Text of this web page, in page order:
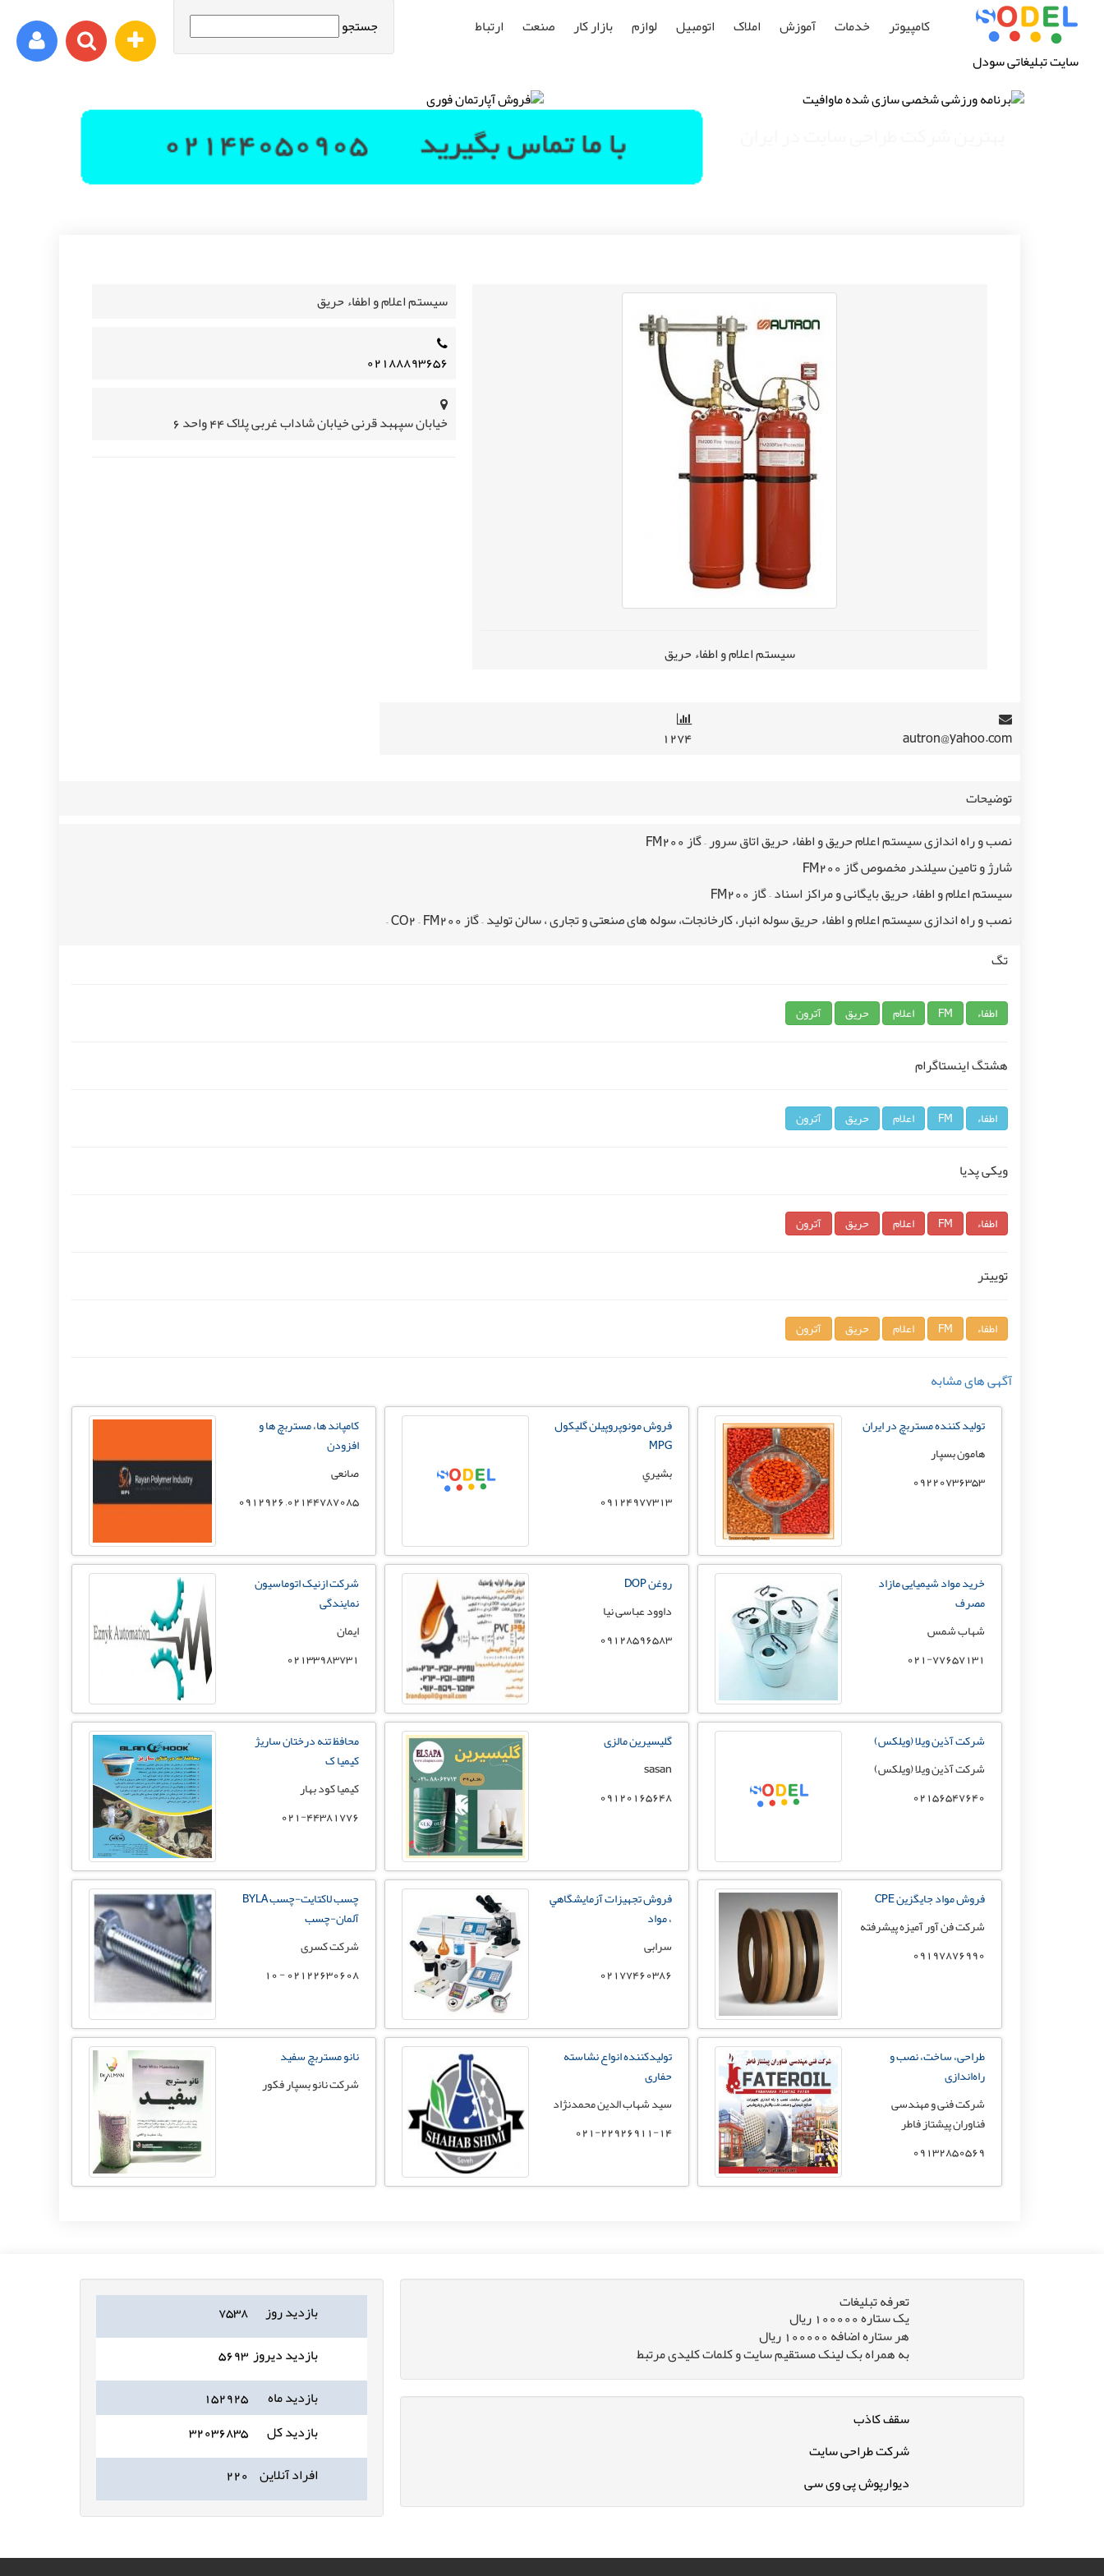
سایت تبلیغاتی سودل
کامپیوتر خدمات آموزش املاک اتومبیل لوازم بازار کار صنعت ارتباط
جستجو
برای مثال : xyz@yahoo.com
سیستم اعلام و اطفاء حریق
سیستم اعلام و اطفاء حریق
۰۲۱۸۸۸۹۳۶۵۶
خیابان سپهبد قرنی خیابان شاداب غربی پلاک 44 واحد 6
autron@yahoo.com ۱۲۷۴
توضیحات
نصب و راه اندازی سیستم اعلام حریق و اطفاء حریق اتاق سرور – گازFM200
شارژ و تامین سیلندر مخصوص گازFM200
سیستم اعلام و اطفاء حریق بایگانی و مراکز اسناد – گازFM200
نصب و راه اندازی سیستم اعلام و اطفاء حریق سوله انبار، کارخانجات، سوله های صنعتی و تجاری ، سالن تولید – گازFM200
–
CO2
–
تگ
اطفاء FM اعلام حریق آترون
هشتگ اینستاگرام
اطفاء FM اعلام حریق آترون
ویکی پدیا
اطفاء FM اعلام حریق آترون
توییتر
اطفاء FM اعلام حریق آترون
آگهی های مشابه
تولید کننده مستربچ در ایران
هامون بسپار
09220736353
فروش مونوپروپيلن گليكول
MPG
بشيري
09124977313
کامپاند ها، مستربچ ها و
افزودن
صانعی
02144787085, 0912926
خرید مواد شیمیایی مازاد
مصرف
شهاب شمس
021-77657131
روغن DOP
داوود عباسی نیا
09128596583
شرکت ازنیک اتوماسیون
نمایندگی
ایمان
02133983731
شرکت آذین ویلا (ویلکس)
شرکت آذین ویلا (ویلکس)
02156547640
گلیسیرین مالزی
sasan
09120165648
محافظ تنه درختان ساریژ
کیمیا ک
کیمیا کود بهار
021-44381776
فروش مواد جایگزین CPE
شرکت فن آور آمیزه پیشرفته
09197876990
فروش تجهيزات آزمايشگاهي
، مواد
سرابی
02177460386
چسب لاکتایت-چسب BYLA
آلمان-چسب
شرکت کسری
02122630608 - 10
طراحی، ساخت، نصب و
راه‌اندازی
شرکت فنی و مهندسی
فناوران پیشتاز فاطر
09132850569
تولیدکننده انواع نشاسته
حفاری
سید شهاب الدین محمدنژاد
021-22926911-14
نانو مستربچ سفید
شرکت نانو بسپار فکور
بازدید روز
۷۵۳۸
بازدید دیروز۵۶۹۳
بازدید ماه
۱۵۲۹۲۵
بازدید کل
۳۲۰۳۶۸۳۵
افراد آنلاین ۲۲۰
تعرفه تبلیغات
یک ستاره 100000 ریال
هر ستاره اضافه 100000 ریال
به همراه بک لینک مستقیم سایت و کلمات کلیدی مرتبط
سقف کاذب
شرکت طراحی سایت
دیوارپوش پی وی سی